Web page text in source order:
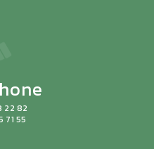
22 82
71 55